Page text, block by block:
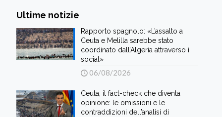
Ultime notizie
Rapporto spagnolo: «L’assalto a
Ceuta e Melilla sarebbe stato
coordinato dall’Algeria attraverso i
social»
06/08/2026
Ceuta, il fact-check che diventa
opinione: le omissioni e le
contraddizioni dell’analisi di